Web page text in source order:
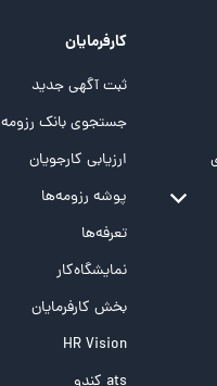
کارفرمایان
ثبت آگهی جدید
جستجوی بانک رزومه
ارزیابی کارجویان
پوشه‌‌ رزومه‌ها
تعرفه‌ها
نمایشگاه‌کار
بخش کارفرمایان
HR Vision